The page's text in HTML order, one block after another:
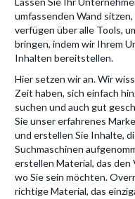
umfassenden Wand
verfügen über alle Tools,
bringen, indem wir Ihrem
Inhalten bereitstellen.
Hier setzen wir an. Wir
Zeit haben, sich einfach
suchen und auch gut
Sie unser erfahrenes
und erstellen Sie Inhalte,
Suchmaschinen
erstellen Material, das
wo Sie sein möchten.
richtige Material, das